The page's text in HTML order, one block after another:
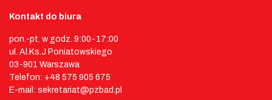
Kontakt do biura
pon.-pt. w godz. 9:00-17:00
ul. Al.Ks.J Poniatowskiego
03-901 Warszawa
Telefon: +48 575 905 675
E-mail: sekretariat@pzbad.pl